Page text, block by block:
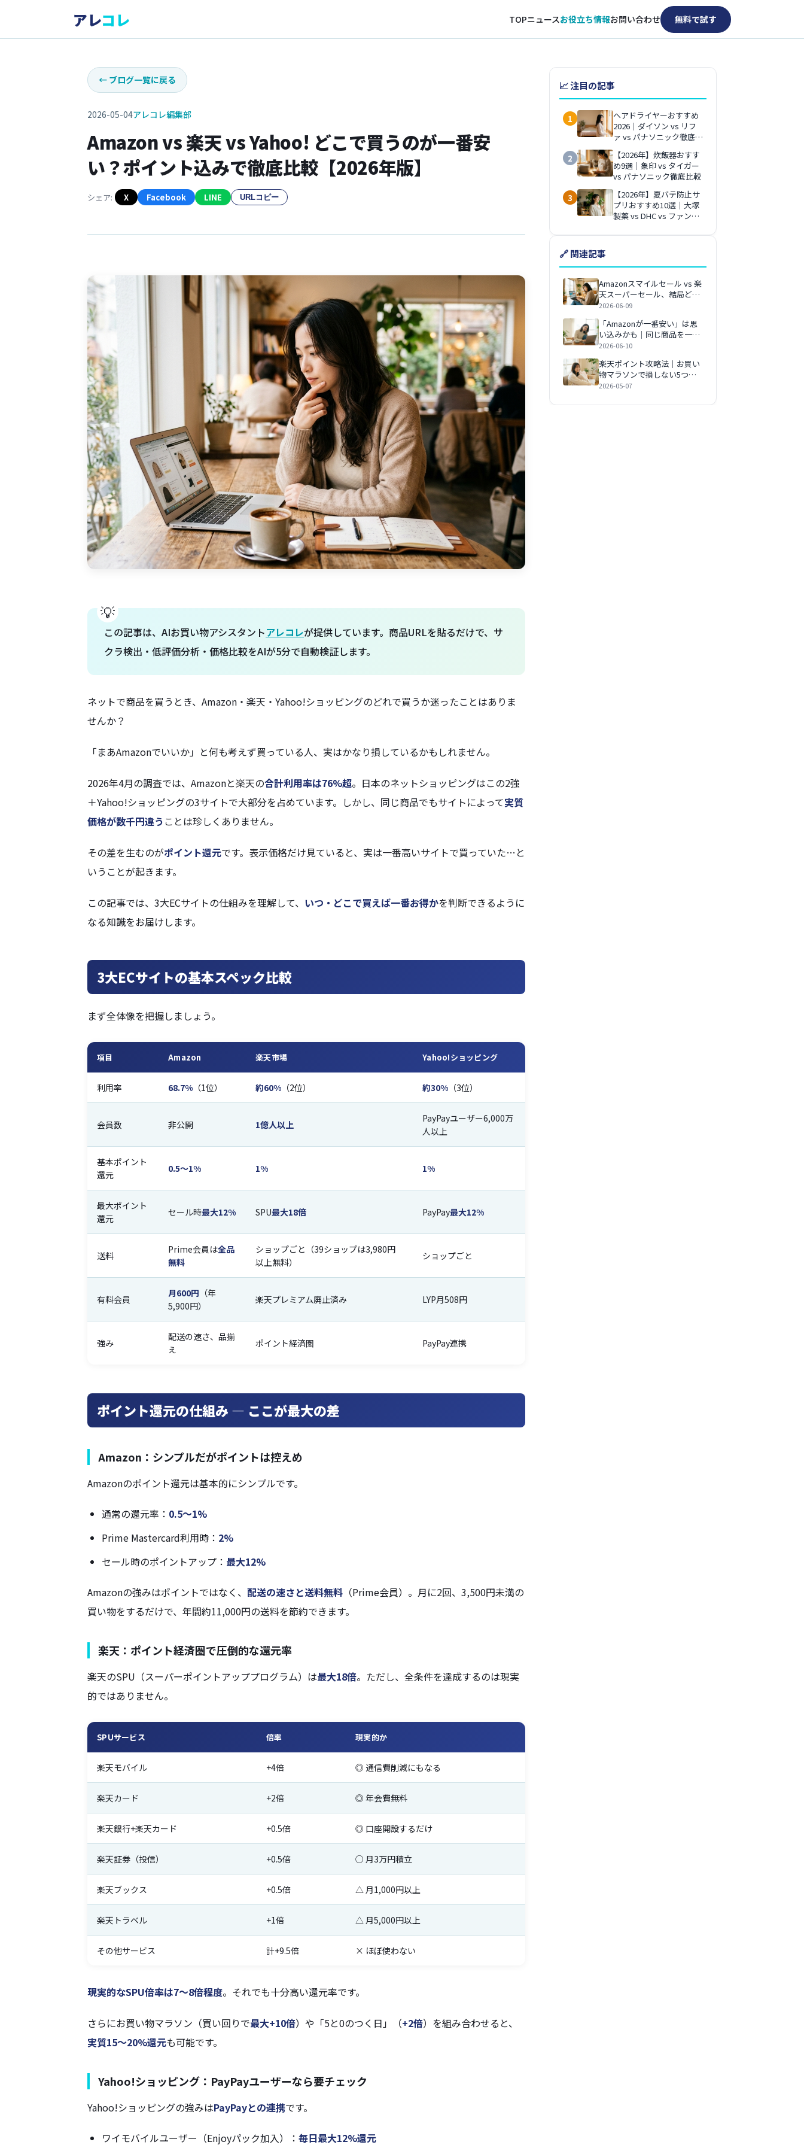
アレコレ TOPニュースお役立ち情報お問い合わせ 無料で試す
← ブログ一覧に戻る
2026-05-04アレコレ編集部
Amazon vs 楽天 vs Yahoo! どこで買うのが一番安
い？ポイント込みで徹底比較【2026年版】
シェア: X Facebook LINE URLコピー
この記事は、AIお買い物アシスタントアレコレが提供しています。商品URLを貼るだけで、サ
クラ検出・低評価分析・価格比較をAIが5分で自動検証します。
ネットで商品を買うとき、Amazon・楽天・Yahoo!ショッピングのどれで買うか迷ったことはありま
せんか？
「まあAmazonでいいか」と何も考えず買っている人、実はかなり損しているかもしれません。
2026年4月の調査では、Amazonと楽天の合計利用率は76%超。日本のネットショッピングはこの2強
＋Yahoo!ショッピングの3サイトで大部分を占めています。しかし、同じ商品でもサイトによって実質
価格が数千円違う ことは珍しくありません。
その差を生むのがポイント還元です。表示価格だけ見ていると、実は一番高いサイトで買っていた…と
いうことが起きます。
この記事では、3大ECサイトの仕組みを理解して、 いつ・どこで買えば一番お得かを判断できるように
なる知識をお届けします。
3大ECサイトの基本スペック比較
まず全体像を把握しましょう。
項目 Amazon 楽天市場 Yahoo!ショッピング
利用率 68.7% （1位） 約60% （2位） 約30% （3位）
会員数 非公開 1億人以上
PayPayユーザー6,000万
人以上
基本ポイント
還元
0.5〜1% 1% 1%
最大ポイント
還元
セール時最大12% SPU最大18倍 PayPay最大12%
送料
Prime会員は全品
無料
ショップごと（39ショップは3,980円
以上無料）
ショップごと
有料会員
月600円 （年
5,900円）
楽天プレミアム廃止済み LYP月508円
強み
配送の速さ、品揃
え
ポイント経済圏 PayPay連携
ポイント還元の仕組み — ここが最大の差
Amazon：シンプルだがポイントは控えめ
Amazonのポイント還元は基本的にシンプルです。
通常の還元率： 0.5〜1%
Prime Mastercard利用時： 2%
セール時のポイントアップ： 最大12%
Amazonの強みはポイントではなく、 配送の速さと送料無料 （Prime会員）。月に2回、3,500円未満の
買い物をするだけで、年間約11,000円の送料を節約できます。
楽天：ポイント経済圏で圧倒的な還元率
楽天のSPU（スーパーポイントアッププログラム）は最大18倍。ただし、全条件を達成するのは現実
的ではありません。
SPUサービス 倍率 現実的か
楽天モバイル +4倍 ◎ 通信費削減にもなる
楽天カード +2倍 ◎ 年会費無料
楽天銀行+楽天カード +0.5倍 ◎ 口座開設するだけ
楽天証券（投信） +0.5倍 ○ 月3万円積立
楽天ブックス +0.5倍 △ 月1,000円以上
楽天トラベル +1倍 △ 月5,000円以上
その他サービス 計+9.5倍 × ほぼ使わない
現実的なSPU倍率は7〜8倍程度。それでも十分高い還元率です。
さらにお買い物マラソン（買い回りで最大+10倍）や「5と0のつく日」（+2倍）を組み合わせると、
実質15〜20%還元も可能です。
Yahoo!ショッピング：PayPayユーザーなら要チェック
Yahoo!ショッピングの強みはPayPayとの連携です。
ワイモバイルユーザー（Enjoyパック加入）： 毎日最大12%還元
📈 注目の記事
1
ヘアドライヤーおすすめ
2026｜ダイソン vs リフ
ァ vs パナソニック徹底比
2
【2026年】炊飯器おすす
め9選｜象印 vs タイガー
vs パナソニック徹底比較
3
【2026年】夏バテ防止サ
プリおすすめ10選｜大塚
製薬 vs DHC vs ファンケ
🔗 関連記事
Amazonスマイルセール vs 楽
天スーパーセール、結局どっ
ちが安い？時期と狙い目で徹
2026-06-09
「Amazonが一番安い」は思
い込みかも｜同じ商品を一番
安く買う3つの探し方【2026
2026-06-10
楽天ポイント攻略法｜お買い
物マラソンで損しない5つの
ルール【2026年版】
2026-05-07